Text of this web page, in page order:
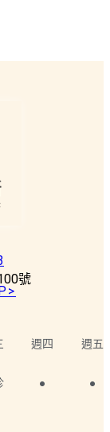
號
週四 週五
● ●